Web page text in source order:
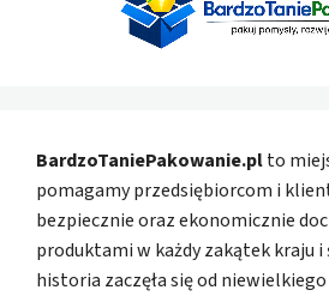
BardzoTaniePakowanie.plto
pomagamy przedsiębiorcom i
bezpiecznie oraz ekonomicznie
produktami w każdy zakątek kraju i
historia zaczęła się od